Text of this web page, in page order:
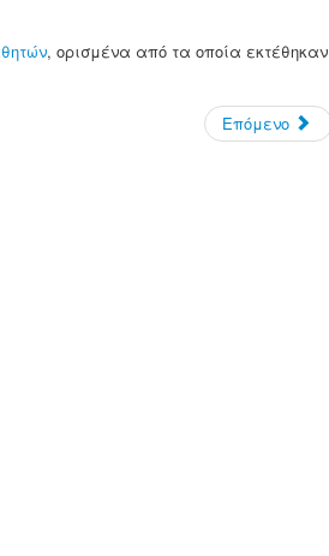
, ορισμένα από τα οποία εκτέθηκαν
Επόμενο